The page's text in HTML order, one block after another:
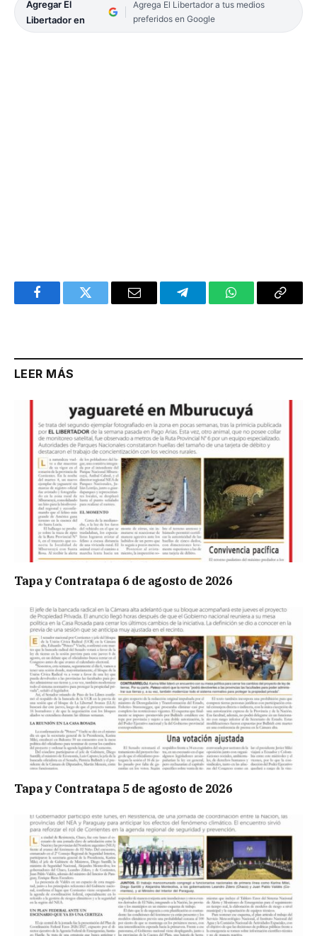
Agregar El
Libertador en
Agrega El Libertador a tus medios
preferidos en Google
FacebookTwitter Email TelegramWhatsAppCopy
LEER MÁS
Tapa y Contratapa 6 de agosto de 2026
Tapa y Contratapa 5 de agosto de 2026